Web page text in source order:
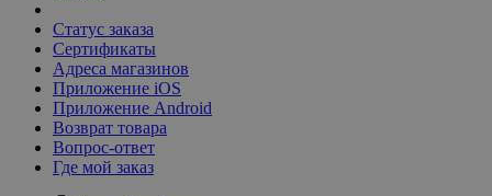
Статус заказа
Сертификаты
Адреса магазинов
Приложение iOS
Приложение Android
Возврат товара
Вопрос-ответ
Где мой заказ